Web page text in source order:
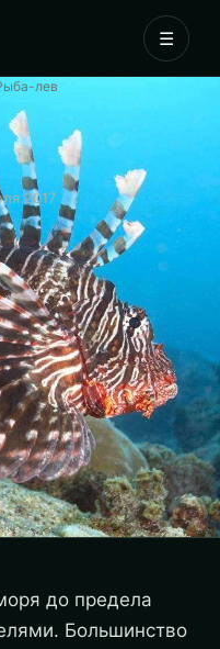
☰
лев
2017
до предела
Большинство